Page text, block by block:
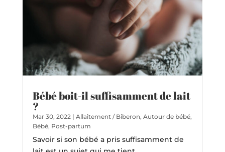
Bébé boit-il suffisamment de lait
?
Mar 30, 2022| Allaitement / Biberon, Autour de bébé,
Bébé, Post-partum
Savoir si son bébé a pris suffisamment de